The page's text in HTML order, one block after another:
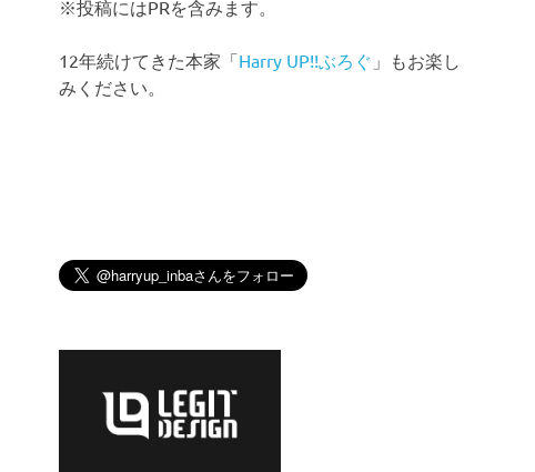
※投稿にはPRを含みます。
12年続けてきた本家「Harry UP!!ぶろぐ 」もお楽し
みください。